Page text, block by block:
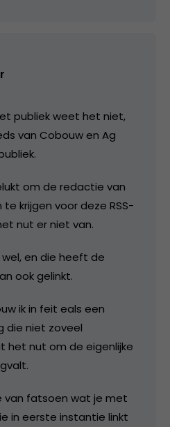
publiek weet het niet,
van Cobouw en Ag
om de redactie van
krijgen voor deze RSS-
nut er niet van.
wel, en die heeft de
ook gelinkt.
ik in feit eals een
die niet zoveel
het nut om de eigenlijke
van fatsoen wat je met
in eerste instantie linkt